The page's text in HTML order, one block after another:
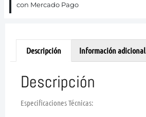
con Mercado Pago
Descripción Información adicional
Descripción
Especificaciones Técnicas: